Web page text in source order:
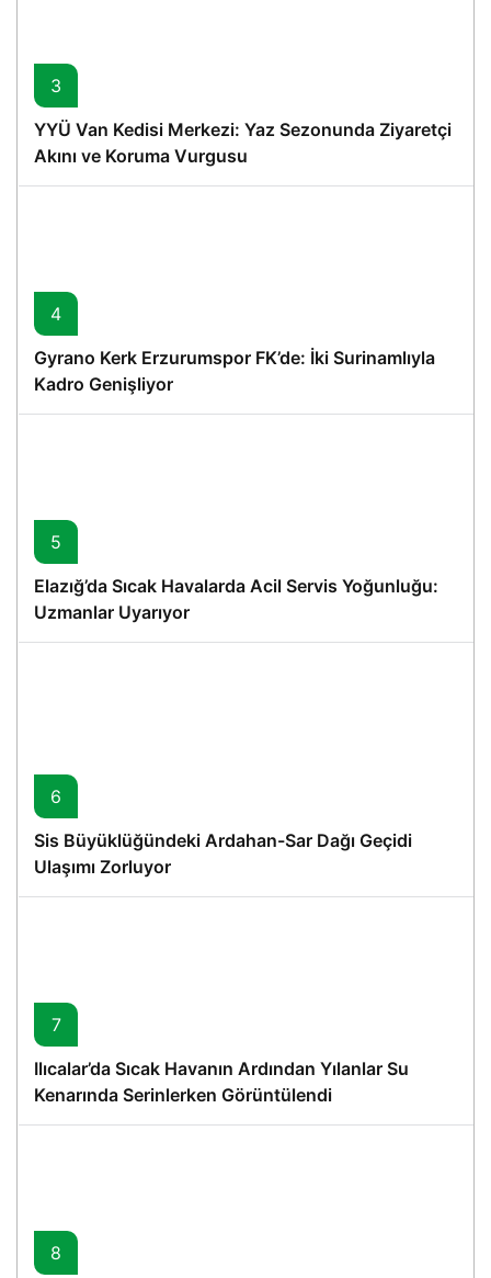
3
YYÜ Van Kedisi Merkezi: Yaz Sezonunda Ziyaretçi
Akını ve Koruma Vurgusu
4
Gyrano Kerk Erzurumspor FK’de: İki Surinamlıyla
Kadro Genişliyor
5
Elazığ’da Sıcak Havalarda Acil Servis Yoğunluğu:
Uzmanlar Uyarıyor
6
Sis Büyüklüğündeki Ardahan-Sar Dağı Geçidi
Ulaşımı Zorluyor
7
Ilıcalar’da Sıcak Havanın Ardından Yılanlar Su
Kenarında Serinlerken Görüntülendi
8